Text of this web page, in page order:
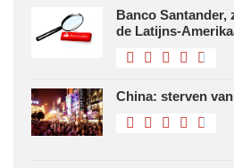
Banco
de Latijns-
China: sterven